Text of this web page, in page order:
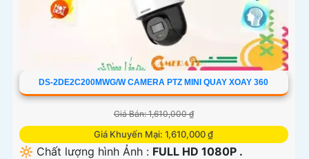
DS-2DE2C200MWG/W CAMERA PTZ MINI QUAY XOAY 360
Giá Bán: 1,610,000 ₫
Giá Khuyến Mại: 1,610,000 ₫
🔆 Chất lượng hình Ảnh : FULL HD 1080P .